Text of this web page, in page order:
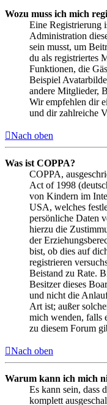
Wozu muss ich mich
Eine Registrierung
Administration
sein musst, um
du als registriertes
Funktionen, die
Beispiel
andere Mitglieder,
Wir empfehlen dir
und dir zahlreiche
Nach oben
Was ist COPPA?
COPPA,
Act of 1998
von Kindern im
USA, welches
persönliche Daten
hierzu die
der
bist, ob dies auf
registrieren
Beistand zu Rate.
Besitzer dieses
und nicht die
Art ist; außer
mich wenden, falls
zu diesem Forum
Nach oben
Warum kann ich mich
Es kann sein, dass
komplett